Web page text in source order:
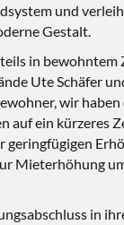
und
Gestalt.
in bewohntem
Ute Schäfer
wir
auf ein
geringfügigen
Mieterhöhung
in